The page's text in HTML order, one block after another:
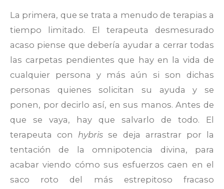
La primera, que se trata a menudo de terapias a
tiempo limitado. El terapeuta desmesurado
acaso piense que debería ayudar a cerrar todas
las carpetas pendientes que hay en la vida de
cualquier persona y más aún si son dichas
personas quienes solicitan su ayuda y se
ponen, por decirlo así, en sus manos. Antes de
que se vaya, hay que salvarlo de todo. El
terapeuta con hybris se deja arrastrar por la
tentación de la omnipotencia divina, para
acabar viendo cómo sus esfuerzos caen en el
saco roto del más estrepitoso fracaso